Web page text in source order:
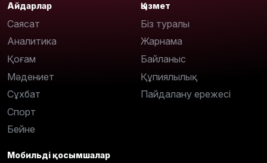
Айдарлар
Саясат
Аналитика
Қоғам
Мәдениет
Сұхбат
Спорт
Бейне
Қызмет
Біз туралы
Жарнама
Байланыс
Құпиялылық
Пайдалану ережесі
Мобильді қосымшалар